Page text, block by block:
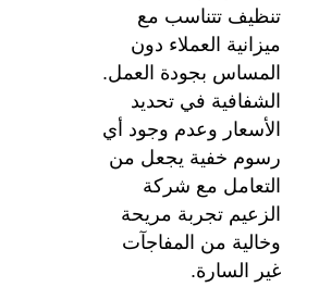
تنظيف تتناسب مع
ميزانية العملاء دون
المساس بجودة العمل.
الشفافية في تحديد
الأسعار وعدم وجود أي
رسوم خفية يجعل من
التعامل مع شركة
الزعيم تجربة مريحة
وخالية من المفاجآت
غير السارة.